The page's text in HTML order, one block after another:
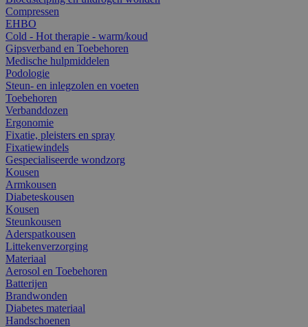
Compressen
EHBO
Cold - Hot therapie - warm/koud
Gipsverband en Toebehoren
Medische hulpmiddelen
Podologie
Steun- en inlegzolen en voeten
Toebehoren
Verbanddozen
Ergonomie
Fixatie, pleisters en spray
Fixatiewindels
Gespecialiseerde wondzorg
Kousen
Armkousen
Diabeteskousen
Kousen
Steunkousen
Aderspatkousen
Littekenverzorging
Materiaal
Aerosol en Toebehoren
Batterijen
Brandwonden
Diabetes materiaal
Handschoenen